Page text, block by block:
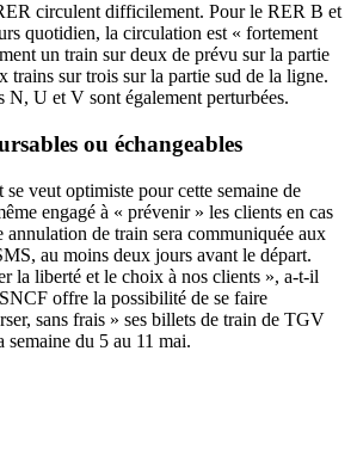
circulent difficilement. Pour le RER B et
quotidien, la circulation est « fortement
un train sur deux de prévu sur la partie
trains sur trois sur la partie sud de la ligne.
N, U et V sont également perturbées.
ou échangeables
veut optimiste pour cette semaine de
engagé à « prévenir » les clients en cas
annulation de train sera communiquée aux
au moins deux jours avant le départ.
la liberté et le choix à nos clients », a-t-il
offre la possibilité de se faire
sans frais » ses billets de train de TGV
du 5 au 11 mai.